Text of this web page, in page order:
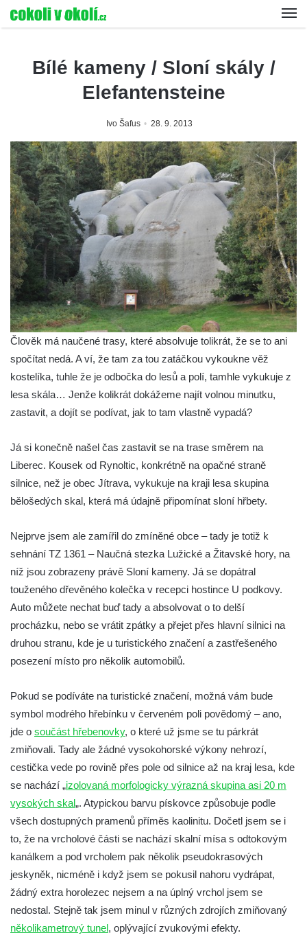
Bílé kameny / Sloní skály /
Elefantensteine
Ivo Šafus 28. 9. 2013
Člověk má naučené trasy, které absolvuje tolikrát, že se to ani
spočítat nedá. A ví, že tam za tou zatáčkou vykoukne věž
kostelíka, tuhle že je odbočka do lesů a polí, tamhle vykukuje z
lesa skála… Jenže kolikrát dokážeme najít volnou minutku,
zastavit, a dojít se podívat, jak to tam vlastně vypadá?
Já si konečně našel čas zastavit se na trase směrem na
Liberec. Kousek od Rynoltic, konkrétně na opačné straně
silnice, než je obec Jítrava, vykukuje na kraji lesa skupina
bělošedých skal, která má údajně připomínat sloní hřbety.
Nejprve jsem ale zamířil do zmíněné obce – tady je totiž k
sehnání TZ 1361 – Naučná stezka Lužické a Žitavské hory, na
níž jsou zobrazeny právě Sloní kameny. Já se dopátral
touženého dřevěného kolečka v recepci hostince U podkovy.
Auto můžete nechat buď tady a absolvovat o to delší
procházku, nebo se vrátit zpátky a přejet přes hlavní silnici na
druhou stranu, kde je u turistického značení a zastřešeného
posezení místo pro několik automobilů.
Pokud se podíváte na turistické značení, možná vám bude
symbol modrého hřebínku v červeném poli povědomý – ano,
jde o součást hřebenovky, o které už jsme se tu párkrát
zmiňovali. Tady ale žádné vysokohorské výkony nehrozí,
cestička vede po rovině přes pole od silnice až na kraj lesa, kde
se nachází „izolovaná morfologicky výrazná skupina asi 20 m
vysokých skal„. Atypickou barvu pískovce způsobuje podle
všech dostupných pramenů příměs kaolinitu. Dočetl jsem se i
to, že na vrcholové části se nachází skalní mísa s odtokovým
kanálkem a pod vrcholem pak několik pseudokrasových
jeskyněk, nicméně i když jsem se pokusil nahoru vydrápat,
žádný extra horolezec nejsem a na úplný vrchol jsem se
nedostal. Stejně tak jsem minul v různých zdrojích zmiňovaný
několikametrový tunel, oplývající zvukovými efekty.